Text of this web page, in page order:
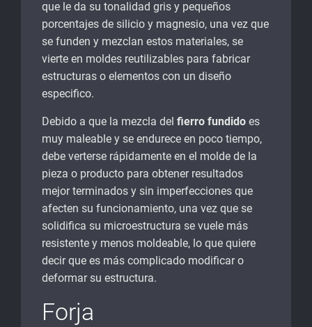
que le da su tonalidad gris y pequeños
porcentajes de silicio y magnesio, una vez que
se funden y mezclan estos materiales, se
vierte en moldes reutilizables para fabricar
estructuras o elementos con un diseño
especifico.
Debido a que la mezcla del fierro fundido es
muy maleable y se endurece en poco tiempo,
debe verterse rápidamente en el molde de la
pieza o producto para obtener resultados
mejor terminados y sin imperfecciones que
afecten su funcionamiento, una vez que se
solidifica su microestructura se vuele más
resistente y menos moldeable, lo que quiere
decir que es más complicado modificar o
deformar su estructura.
Forja